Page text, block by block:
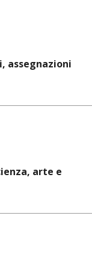
assegnazioni
arte e